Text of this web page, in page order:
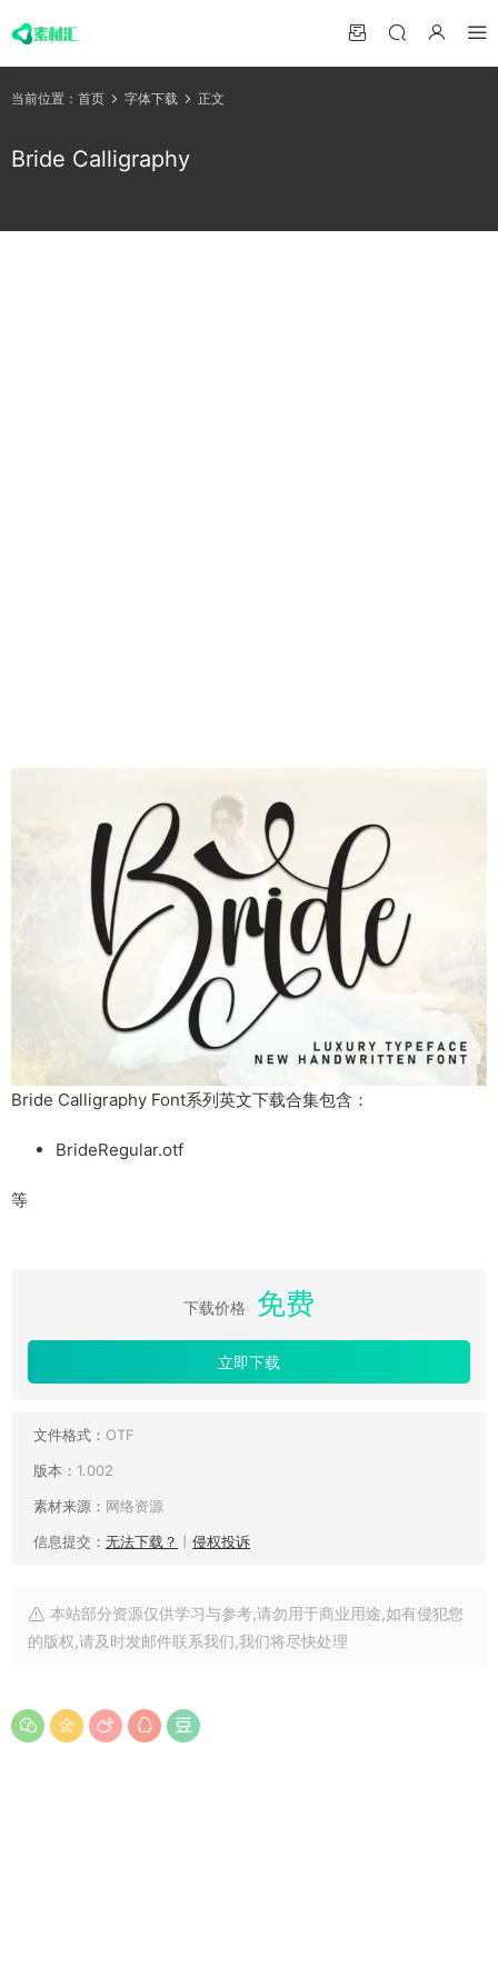
当前位置： 首页 字体下载 正文
Bride Calligraphy
Bride Calligraphy Font系列英文下载合集包含：
BrideRegular.otf
等
下载价格 免费
立即下载
文件格式： OTF
版本： 1.002
素材来源： 网络资源
信息提交： 无法下载？ 侵权投诉
本站部分资源仅供学习与参考,请勿用于商业用途,如有侵犯您
的版权,请及时发邮件联系我们,我们将尽快处理